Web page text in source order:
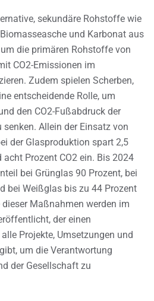
sekundäre Rohstoffe wie
und Karbonat aus
die primären Rohstoffe von
CO2-Emissionen im
Zudem spielen Scherben,
entscheidende Rolle, um
den CO2-Fußabdruck der
Allein der Einsatz von
der Glasproduktion spart 2,5
acht Prozent CO2 ein. Bis 2024
bei Grünglas 90 Prozent, bei
bei Weißglas bis zu 44 Prozent
Maßnahmen werden im
der einen
Projekte, Umsetzungen und
um die Verantwortung
der Gesellschaft zu